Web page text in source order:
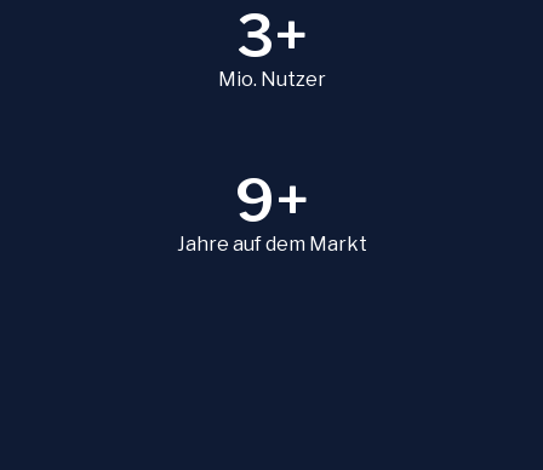
3+
Mio. Nutzer
9+
Jahre auf dem Markt